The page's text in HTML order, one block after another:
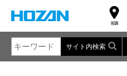
サイト内検索